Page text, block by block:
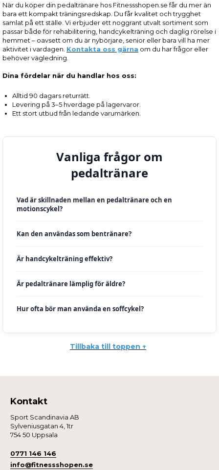
När du köper din pedaltränare hos Fitnessshopen.se får du mer än
bara ett kompakt träningsredskap. Du får kvalitet och trygghet
samlat på ett ställe. Vi erbjuder ett noggrant utvalt sortiment som
passar både för rehabilitering, handcykelträning och daglig rörelse i
hemmet – oavsett om du är nybörjare, senior eller bara vill ha mer
aktivitet i vardagen. Kontakta oss gärna om du har frågor eller
behöver vägledning.
Dina fördelar när du handlar hos oss:
Alltid 90 dagars returrätt.
Levering på 3–5 hverdage på lagervaror.
Ett stort utbud från ledande varumärken.
Vanliga frågor om
pedaltränare
Vad är skillnaden mellan en pedaltränare och en
motionscykel?
Kan den användas som bentränare?
Är handcykelträning effektiv?
Är pedaltränare lämplig för äldre?
Hur ofta bör man använda en soffcykel?
Tillbaka till toppen ↑
Kontakt
Sport Scandinavia AB
Sylveniusgatan 4, 1tr
754 50 Uppsala
0771 146 146
info@fitnessshopen.se